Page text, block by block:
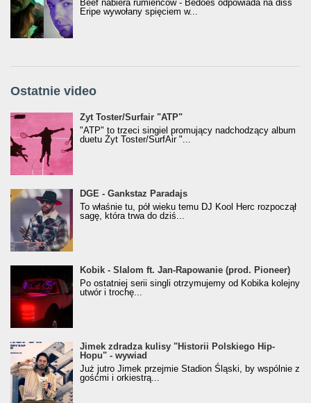
Beef nabiera rumieńców - Bedoes odpowiada na diss
Eripe wywołany spięciem w...
Ostatnie video
Żyt Toster/SurfAir - ATP VIDEO
Żyt Toster/Surfair "ATP"
"ATP" to trzeci singiel promujący nadchodzący album
duetu Żyt Toster/SurfAir "...
donGURALesko z nagrodą za
Klasyczny/Trueschoolowy Album Roku
(Popkillery 2023)
DGE - Gankstaz Paradajs
To właśnie tu, pół wieku temu DJ Kool Herc rozpoczął
sagę, która trwa do dziś...
Kobik - Slalom ft. Jan-Rapowanie (prod. Pioneer)
[Official Music Visualiser]
Kobik - Slalom ft. Jan-Rapowanie (prod. Pioneer)
Po ostatniej serii singli otrzymujemy od Kobika kolejny
utwór i trochę...
Jimek zdradza kulisy "Historii Polskiego Hip-
Hopu" - wywiad
Jimek zdradza kulisy "Historii Polskiego Hip-
Hopu" - wywiad
Już jutro Jimek przejmie Stadion Śląski, by wspólnie z
gośćmi i orkiestrą...